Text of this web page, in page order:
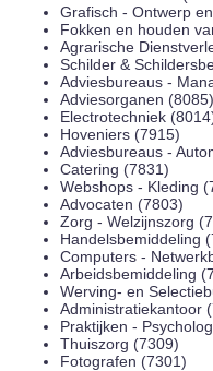
Grafisch - Ontwerp
Fokken en houden
Agrarische
Schilder &
Adviesbureaus -
Adviesorganen (8085)
Electrotechniek
Hoveniers (7915)
Adviesbureaus -
Catering (7831)
Webshops - Kleding
Advocaten (7803)
Zorg - Welzijnszorg
Handelsbemiddeling
Computers -
Arbeidsbemiddeling
Werving- en
Administratiekantoor
Praktijken -
Thuiszorg (7309)
Fotografen (7301)